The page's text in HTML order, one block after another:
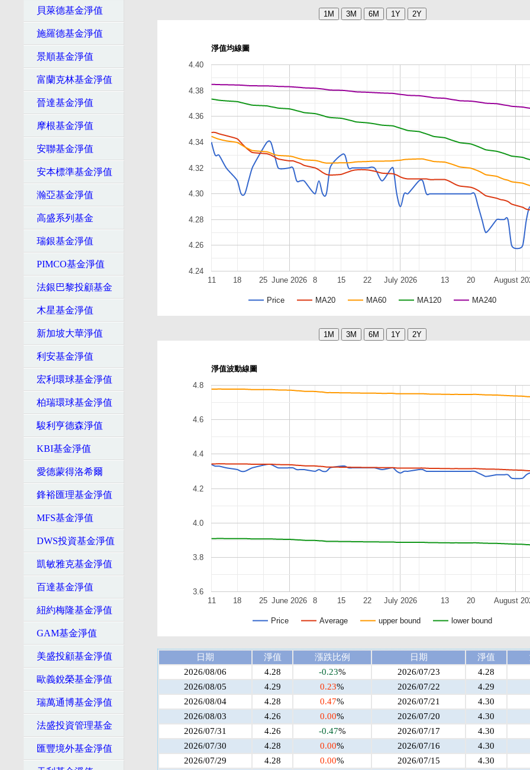
貝萊德基金淨值
施羅德基金淨值
景順基金淨值
富蘭克林基金淨值
晉達基金淨值
摩根基金淨值
安聯基金淨值
安本標準基金淨值
瀚亞基金淨值
高盛系列基金
瑞銀基金淨值
PIMCO基金淨值
法銀巴黎投顧基金
木星基金淨值
新加坡大華淨值
利安基金淨值
宏利環球基金淨值
柏瑞環球基金淨值
駿利亨德森淨值
KBI基金淨值
愛德蒙得洛希爾
鋒裕匯理基金淨值
MFS基金淨值
DWS投資基金淨值
凱敏雅克基金淨值
百達基金淨值
紐約梅隆基金淨值
GAM基金淨值
美盛投顧基金淨值
歐義銳榮基金淨值
瑞萬通博基金淨值
法盛投資管理基金
匯豐境外基金淨值
淨值均線圖
Price MA20 MA60 MA120 MA240
June 2026 July 2026 August
11 18 25 8 15 22 13 20
4.24
4.26
4.28
4.30
4.32
4.34
4.36
4.38
4.40
淨值波動線圖
Price Average upper bound lower bound
June 2026 July 2026 August
11 18 25 8 15 22 13 20
3.6
3.8
4.0
4.2
4.4
4.6
4.8
日期 淨值 漲跌比例 日期 淨值
2026/08/06
4.28 -0.23% 2026/07/23
4.28
2026/08/05
4.29 0.23% 2026/07/22
4.29
2026/08/04
4.28 0.47% 2026/07/21
4.30
2026/08/03
4.26 0.00% 2026/07/20
4.30
2026/07/31
4.26 -0.47% 2026/07/17
4.30
2026/07/30
4.28 0.00% 2026/07/16
4.30
2026/07/29
4.28 0.00% 2026/07/15
4.30